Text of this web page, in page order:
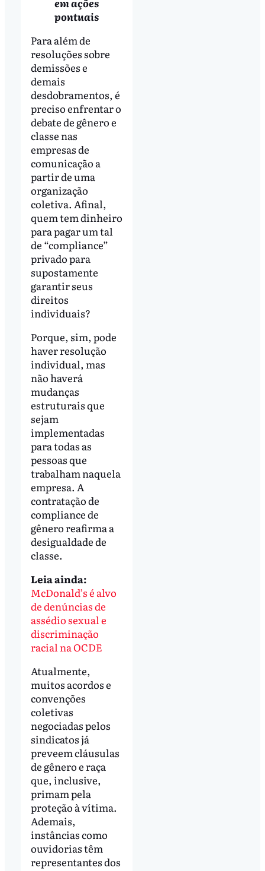
pontuais
Para além de
resoluções sobre
demissões e
demais
desdobramentos, é
preciso enfrentar o
debate de gênero e
classe nas
empresas de
comunicação a
partir de uma
organização
coletiva. Afinal,
quem tem dinheiro
para pagar um tal
de “compliance”
privado para
supostamente
garantir seus
direitos
individuais?
Porque, sim, pode
haver resolução
individual, mas
não haverá
mudanças
estruturais que
sejam
implementadas
para todas as
pessoas que
trabalham naquela
empresa. A
contratação de
compliance de
gênero reafirma a
desigualdade de
classe.
Leia ainda:
McDonald’s é alvo
de denúncias de
assédio sexual e
discriminação
racial na OCDE
Atualmente,
muitos acordos e
convenções
coletivas
negociadas pelos
sindicatos já
preveem cláusulas
de gênero e raça
que, inclusive,
primam pela
proteção à vítima.
Ademais,
instâncias como
ouvidorias têm
representantes dos